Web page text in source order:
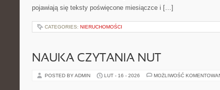
pojawiają się teksty poświęcone miesiączce i […]
CATEGORIES: NIERUCHOMOŚCI
NAUKA CZYTANIA NUT
POSTED BY ADMIN LUT - 16 - 2026 MOŻLIWOŚĆ